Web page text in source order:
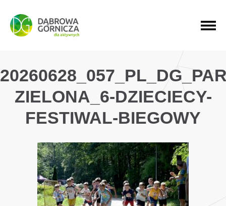
PRZEJDŹ DO MENU GŁÓWNEGO
PRZEJDŹ DO WYSZUKIWARKI
PRZEJDŹ DO TREŚCI
ZIELONA_6-DZIECIECY-
FESTIWAL-BIEGOWY